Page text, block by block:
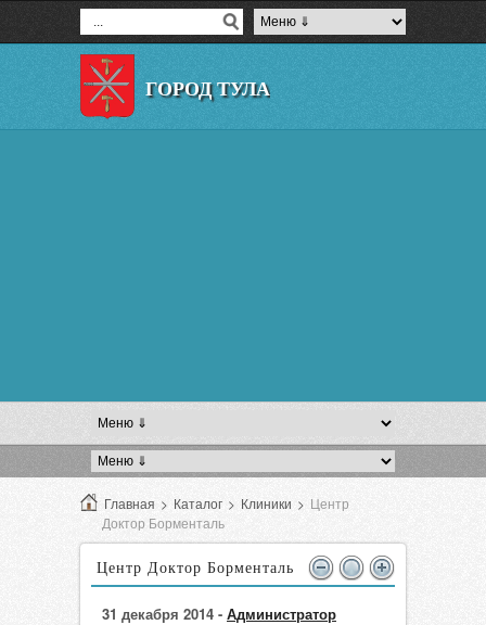
ГОРОД ТУЛА
Главная > Каталог > Клиники > Центр
Доктор Борменталь
Центр Доктор Борменталь
31 декабря 2014 - Администратор